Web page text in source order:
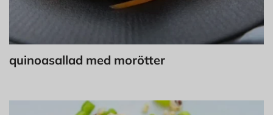
quinoasallad med morötter